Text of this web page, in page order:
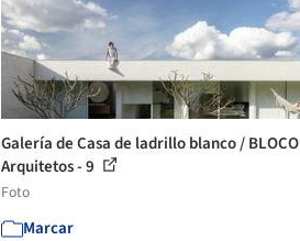
Galería de Casa de ladrillo blanco / BLOCO
Arquitetos - 9
Foto
Marcar